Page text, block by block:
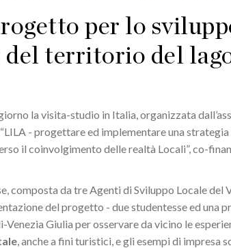
per lo
del territorio del
la visita-studio in Italia, organizzata
- progettare ed implementare una
il coinvolgimento delle realtà Locali”, co-
composta da tre Agenti di Sviluppo Locale del
del progetto - due studentesse ed una
Venezia Giulia per osservare da vicino le
, anche a fini turistici, e gli esempi di impresa